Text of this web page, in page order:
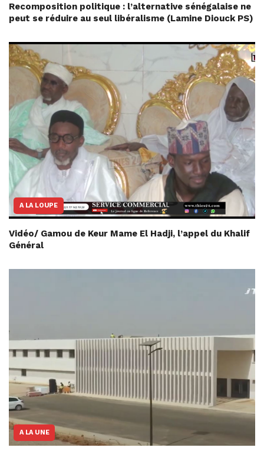
Recomposition politique : l’alternative sénégalaise ne
peut se réduire au seul libéralisme (Lamine Diouck PS)
A LA LOUPE
Vidéo/ Gamou de Keur Mame El Hadji, l’appel du Khalif
Général
A LA UNE